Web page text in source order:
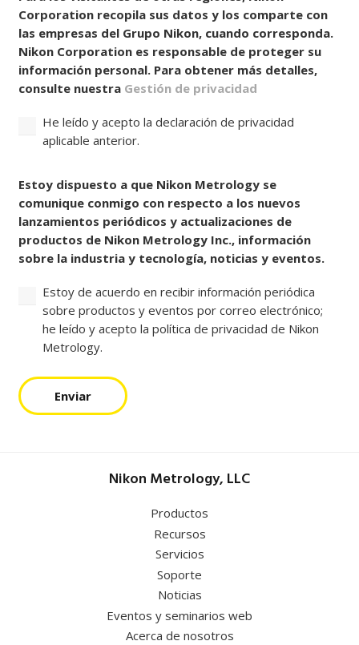
Corporation recopila sus datos y los comparte con
las empresas del Grupo Nikon, cuando corresponda.
Nikon Corporation es responsable de proteger su
información personal. Para obtener más detalles,
consulte nuestra Gestión de privacidad
He leído y acepto la declaración de privacidad
aplicable anterior.
Estoy dispuesto a que Nikon Metrology se
comunique conmigo con respecto a los nuevos
lanzamientos periódicos y actualizaciones de
productos de Nikon Metrology Inc., información
sobre la industria y tecnología, noticias y eventos.
Estoy de acuerdo en recibir información periódica
sobre productos y eventos por correo electrónico;
he leído y acepto la política de privacidad de Nikon
Metrology.
Enviar
Nikon Metrology, LLC
Productos
Recursos
Servicios
Soporte
Noticias
Eventos y seminarios web
Acerca de nosotros